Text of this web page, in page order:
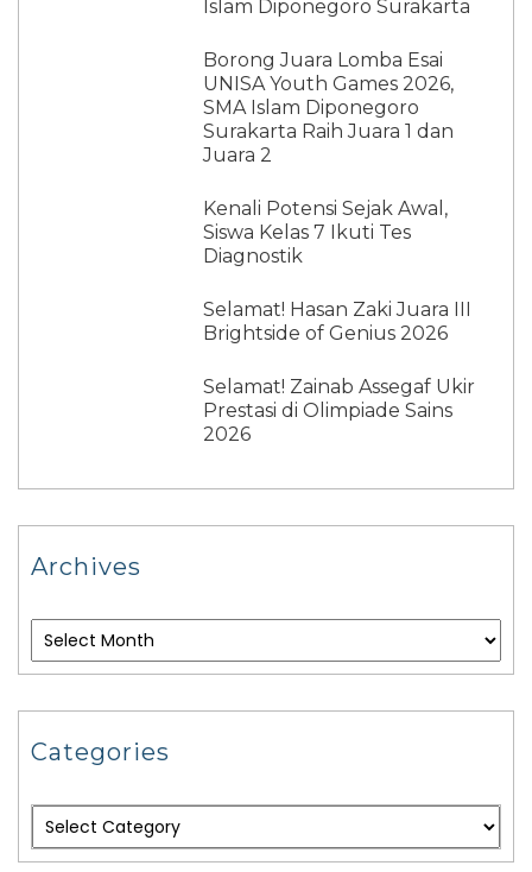
Islam Diponegoro Surakarta
Borong Juara Lomba Esai
UNISA Youth Games 2026,
SMA Islam Diponegoro
Surakarta Raih Juara 1 dan
Juara 2
Kenali Potensi Sejak Awal,
Siswa Kelas 7 Ikuti Tes
Diagnostik
Selamat! Hasan Zaki Juara III
Brightside of Genius 2026
Selamat! Zainab Assegaf Ukir
Prestasi di Olimpiade Sains
2026
Archives
Categories